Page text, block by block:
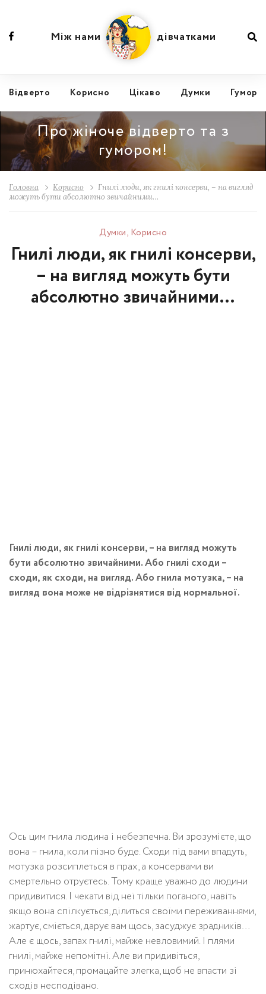
Відвертo Корисно Цікаво Думки Гумор
Між нами дівчатками
Про жіноче відверто та з
гумором!
Головна Корисно
Гнилі люди, як гнилі консерви, – на вигляд
можуть бути абсолютно звичайними…
Думки, Корисно
Гнилі люди, як гнилі консерви,
– на вигляд можуть бути
абсолютно звичайними…
Гнилі люди, як гнилі консерви, – на вигляд можуть
бути абсолютно звичайними. Або гнилі сходи –
сходи, як сходи, на вигляд. Або гнила мотузка, – на
вигляд вона може не відрізнятися від нормальної.
Ось цим гнила людина і небезпечна. Ви зрозумієте, що
вона – гнила, коли пізно буде. Сходи під вами впадуть,
мотузка розсиплеться в прах, а консервами ви
смертельно отруєтесь. Тому краще уважно до людини
придивитися. І чекати від неї тільки поганого, навіть
якщо вона спілкується, ділиться своїми переживаннями,
жартує, сміється, дарує вам щось, засуджує зрадників…
Але є щось, запах гнилі, майже невловимий. І плями
гнилі, майже непомітні. Але ви придивіться,
принюхайтеся, промацайте злегка, щоб не впасти зі
сходів несподівано.